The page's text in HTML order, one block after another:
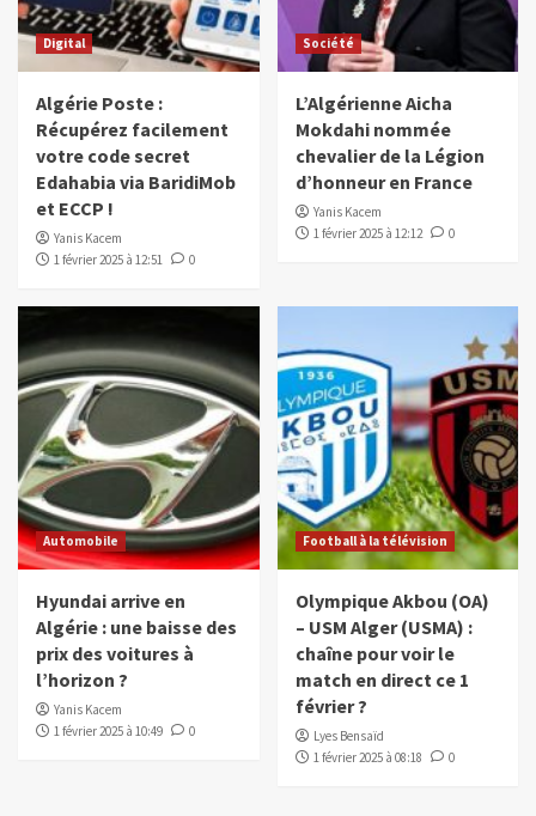
Digital
Algérie Poste :
Récupérez facilement
votre code secret
Edahabia via BaridiMob
et ECCP !
Yanis Kacem
1 février 2025 à 12:51
0
Société
L’Algérienne Aicha
Mokdahi nommée
chevalier de la Légion
d’honneur en France
Yanis Kacem
1 février 2025 à 12:12
0
Automobile
Hyundai arrive en
Algérie : une baisse des
prix des voitures à
l’horizon ?
Yanis Kacem
1 février 2025 à 10:49
0
Football à la télévision
Olympique Akbou (OA)
– USM Alger (USMA) :
chaîne pour voir le
match en direct ce 1
février ?
Lyes Bensaïd
1 février 2025 à 08:18
0